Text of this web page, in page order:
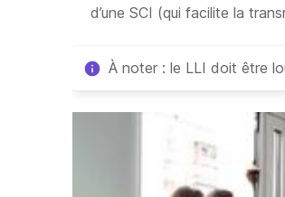
d’une SCI (qui facilite la
À noter : le LLI doit être